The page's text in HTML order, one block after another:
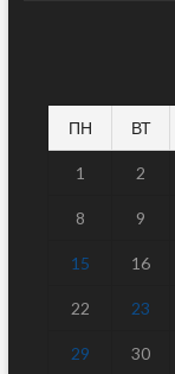
ПН ВТ
1 2
8 9
15 16
22 23
29
30